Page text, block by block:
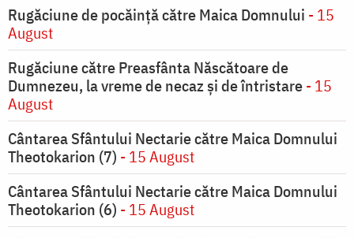
Rugăciune de pocăinţă către Maica Domnului - 15
August
Rugăciune către Preasfânta Născătoare de
Dumnezeu, la vreme de necaz şi de întristare- 15
August
Cântarea Sfântului Nectarie către Maica Domnului
Theotokarion (7) - 15 August
Cântarea Sfântului Nectarie către Maica Domnului
Theotokarion (6) - 15 August